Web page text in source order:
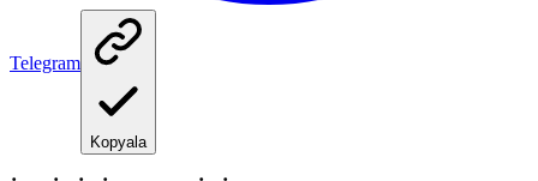
Telegram
Kopyala